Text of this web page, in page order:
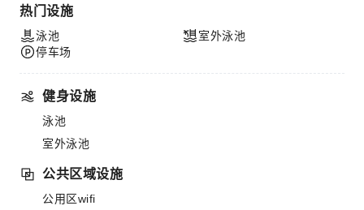
热门设施
泳池
停车场
室外泳池
健身设施
泳池
室外泳池
公共区域设施
公用区wifi